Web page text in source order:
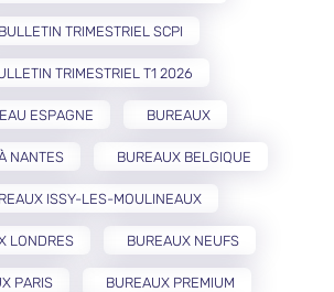
BULLETIN TRIMESTRIEL SCPI
TRIMESTRIEL T1 2026
ESPAGNE BUREAUX
NANTES BUREAUX BELGIQUE
ISSY-LES-MOULINEAUX
LONDRES BUREAUX NEUFS
PARIS BUREAUX PREMIUM